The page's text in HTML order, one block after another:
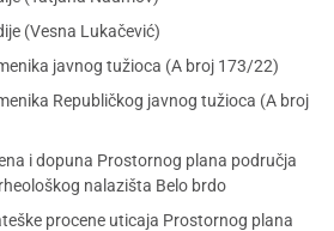
(Vesna Lukačević)
javnog tužioca (A broj 173/22)
Republičkog javnog tužioca (A broj
i dopuna Prostornog plana područja
nalazišta Belo brdo
procene uticaja Prostornog plana